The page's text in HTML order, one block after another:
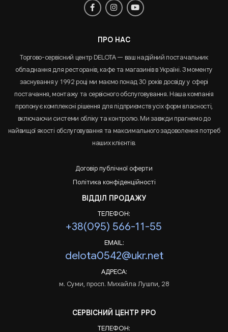
ПРО НАС
Торгово-сервісний центр DELOTA — ваш надійний постачальник
обладнання для ресторанів, кафе та магазинів в Україні. З моменту
заснування у 1992 році ми маємо понад 30 років досвіду у сфері
постачання, монтажу та сервісного обслуговування. Наша компанія
пропонує комплексні рішення для підприємств усіх форм власності,
включаючи системи обліку та контролю. Ми завжди прагнемо до
найвищої якості обслуговування та максимального задоволення потреб
наших клієнтів.
Договір публічної оферти
Політика конфіденційності
ВІДДІЛ ПРОДАЖУ
ТЕЛЕФОН:
+38(095) 566-11-55
EMAIL:
delota0542@ukr.net
АДРЕСА:
м. Суми, просп. Михайла Лушпи, 28
СЕРВІСНИЙ ЦЕНТР РРО
ТЕЛЕФОН: